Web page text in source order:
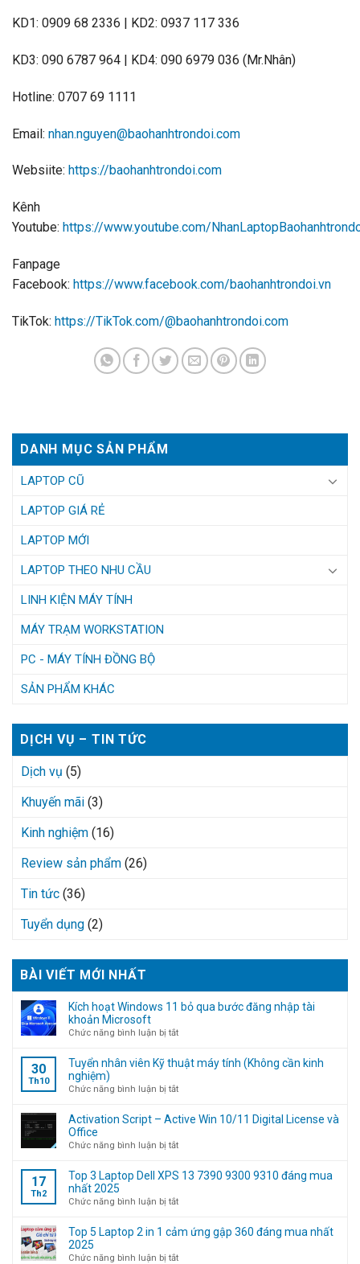
KD1: 0909 68 2336 | KD2: 0937 117 336
KD3: 090 6787 964 | KD4: 090 6979 036 (Mr.Nhân)
Hotline: 0707 69 1111
Email: nhan.nguyen@baohanhtrondoi.com
Websiite: https://baohanhtrondoi.com
Kênh
Youtube: https://www.youtube.com/
Fanpage
Facebook: https://www.facebook.com/baohanhtrondoi.vn
TikTok: https://TikTok.com/@baohanhtrondoi.com
DANH MỤC SẢN PHẨM
LAPTOP CŨ
LAPTOP GIÁ RẺ
LAPTOP MỚI
LAPTOP THEO NHU CẦU
LINH KIỆN MÁY TÍNH
MÁY TRẠM WORKSTATION
PC - MÁY TÍNH ĐỒNG BỘ
SẢN PHẨM KHÁC
DỊCH VỤ – TIN TỨC
Dịch vụ (5)
Khuyến mãi (3)
Kinh nghiệm (16)
Review sản phẩm (26)
Tin tức (36)
Tuyển dụng (2)
BÀI VIẾT MỚI NHẤT
Kích hoạt Windows 11 bỏ qua bước đăng nhập tài
khoản Microsoft
Chức năng bình luận bị tắtở
hoạt
Windows
11
qua
đăng
tài
khoản
30
Th10
Tuyển nhân viên Kỹ thuật máy tính (Không cần kinh
nghiệm)
Chức năng bình luận bị tắtở
nhân
Kỹ
máy
(Không
kinh
nghiệm)
Activation Script – Active Win 10/11 Digital License và
Office
Chức năng bình luận bị tắtở
Script
Active
10/11
License
17
Th2
Top 3 Laptop Dell XPS 13 7390 9300 9310 đáng mua
nhất 2025
Chức năng bình luận bị tắtở
3
Dell
Top 5 Laptop 2 in 1 cảm ứng gập 360 đáng mua nhất
2025
Chức năng bình luận bị tắtở